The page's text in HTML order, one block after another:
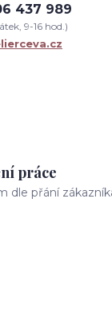
437 989
9-16 hod.)
práce
dle přání